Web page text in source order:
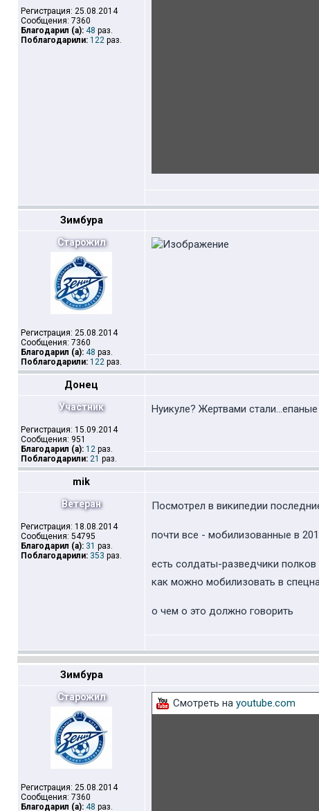
Регистрация: 25.08.2014
Сообщения: 7360
Благодарил (а): 48 раз.
Поблагодарили: 122 раз.
Зимбура
Старожил
Регистрация: 25.08.2014
Сообщения: 7360
Благодарил (а): 48 раз.
Поблагодарили: 122 раз.
Донец
Участник
Регистрация: 15.09.2014
Сообщения: 951
Благодарил (а): 12 раз.
Поблагодарили: 21 раз.
Нуикуле? Жертвами
mik
Ветеран
Регистрация: 18.08.2014
Сообщения: 54795
Благодарил (а): 31 раз.
Поблагодарили: 353 раз.
Посмотрел в википедии
почти все - мобилизованные в
есть солдаты-разведчики полков
как можно мобилизовать в
о чем о это должно говорить
Зимбура
Старожил
Регистрация: 25.08.2014
Сообщения: 7360
Благодарил (а): 48 раз.
Смотреть на youtube.com